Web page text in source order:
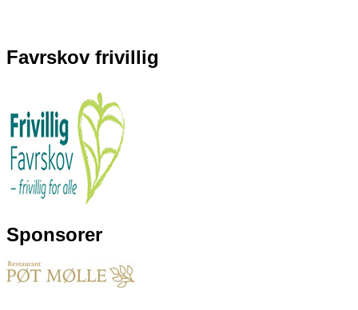
Favrskov frivillig
Sponsorer